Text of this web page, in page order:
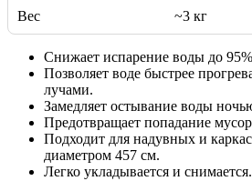
Вес ~3 кг
Снижает испарение воды до
Позволяет воде быстрее
лучами.
Замедляет остывание воды
Предотвращает попадание
Подходит для надувных и
диаметром 457 см.
Легко укладывается и снимается.